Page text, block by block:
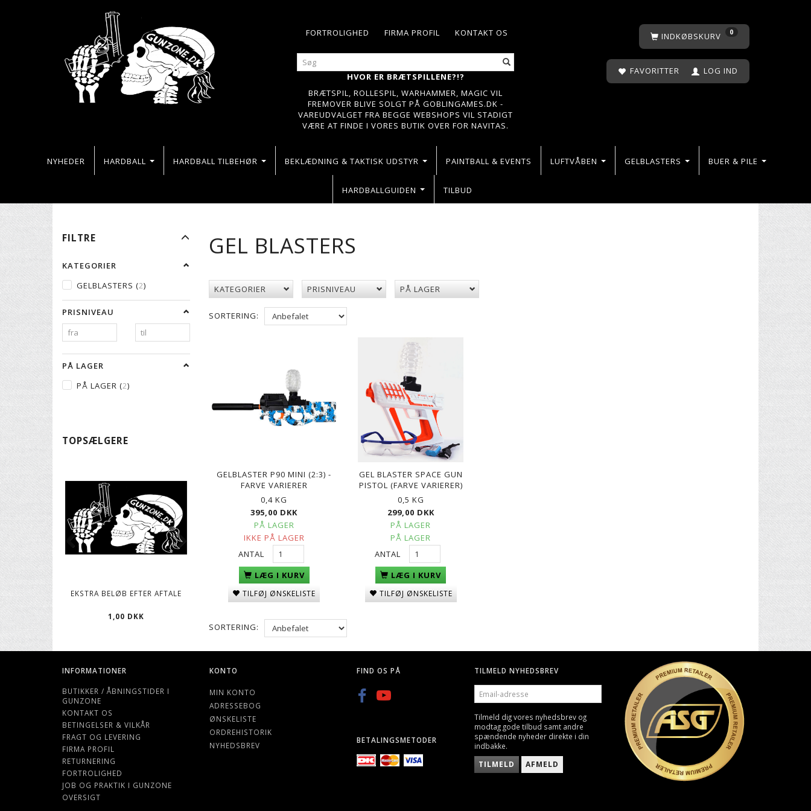
KONTAKT OS
FIRMA PROFIL
FORTROLIGHED
HVOR ER BRÆTSPILLENE?!?
BRÆTSPIL, ROLLESPIL, WARHAMMER, MAGIC VIL
FREMOVER BLIVE SOLGT PÅ GOBLINGAMES.DK -
VAREUDVALGET FRA BEGGE WEBSHOPS VIL STADIGT
VÆRE AT FINDE I VORES BUTIK OVER FOR NAVITAS.
INDKØBSKURV 0
FAVORITTER LOG IND
NYHEDER HARDBALL HARDBALL TILBEHØR BEKLÆDNING & TAKTISK UDSTYR PAINTBALL & EVENTS LUFTVÅBEN GELBLASTERS BUER & PILE
HARDBALLGUIDEN TILBUD
FILTRE
SKIFTE
FILTER
KATEGORIER
GELBLASTERS (2)
PRISNIVEAU
PÅ LAGER
PÅ LAGER (2)
TOPSÆLGERE
EKSTRA BELØB EFTER AFTALE
1,00 DKK
CO2 PATRONER, 12G, 25 STK
Q BLASTER 0,20G KUGLER-
3300STK
BIO KUGLER, 0,25G -
4000 STK
129,00 DKK
GEL BLASTERS
KATEGORIER PRISNIVEAU PÅ LAGER
SORTERING:
GELBLASTER P90 MINI (2:3) -
FARVE VARIERER
0,4 KG
395,00 DKK
PÅ LAGER
IKKE PÅ LAGER
ANTAL
LÆG I KURV
TILFØJ ØNSKELISTE
GEL BLASTER SPACE GUN
PISTOL (FARVE VARIERER)
0,5 KG
299,00 DKK
PÅ LAGER
PÅ LAGER
ANTAL
LÆG I KURV
TILFØJ ØNSKELISTE
SORTERING:
INFORMATIONER
BUTIKKER / ÅBNINGSTIDER I
GUNZONE
KONTAKT OS
BETINGELSER & VILKÅR
FRAGT OG LEVERING
FIRMA PROFIL
RETURNERING
FORTROLIGHED
JOB OG PRAKTIK I GUNZONE
OVERSIGT
KONTO
MIN KONTO
ADRESSEBOG
ØNSKELISTE
ORDREHISTORIK
NYHEDSBREV
FIND OS PÅ
BETALINGSMETODER
TILMELD NYHEDSBREV
EMAIL-
ADRESSE
Tilmeld dig vores nyhedsbrev og
modtag gode tilbud samt andre
spændende nyheder direkte i din
indbakke.
TILMELD AFMELD